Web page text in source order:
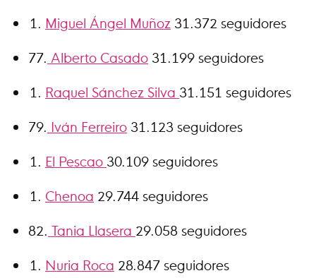
Miguel Ángel Muñoz 31.372 seguidores
77. Alberto Casado 31.199 seguidores
Raquel Sánchez Silva 31.151 seguidores
79. Iván Ferreiro 31.123 seguidores
El Pescao 30.109 seguidores
Chenoa 29.744 seguidores
82. Tania Llasera 29.058 seguidores
Nuria Roca 28.847 seguidores